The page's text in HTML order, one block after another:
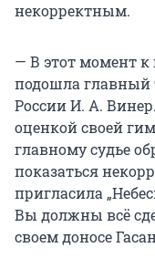
некорректным.
— В этот момент к
подошла главный
России И. А.
оценкой своей
главному судье
показаться
пригласила
Вы должны всё
своем доносе